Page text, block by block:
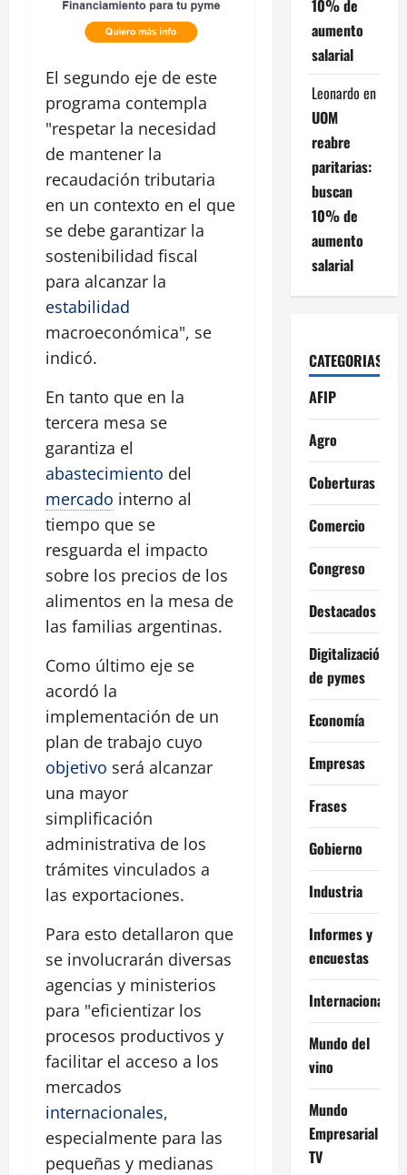
El segundo eje de este
programa contempla
"respetar la necesidad
de mantener la
recaudación tributaria
en un contexto en el que
se debe garantizar la
sostenibilidad fiscal
para alcanzar la
estabilidad
macroeconómica", se
indicó.
En tanto que en la
tercera mesa se
garantiza el
abastecimiento del
mercado interno al
tiempo que se
resguarda el impacto
sobre los precios de los
alimentos en la mesa de
las familias argentinas.
Como último eje se
acordó la
implementación de un
plan de trabajo cuyo
objetivo será alcanzar
una mayor
simplificación
administrativa de los
trámites vinculados a
las exportaciones.
Para esto detallaron que
se involucrarán diversas
agencias y ministerios
para "eficientizar los
procesos productivos y
facilitar el acceso a los
mercados
internacionales,
especialmente para las
pequeñas y medianas
10% de
aumento
salarial
Leonardo en
UOM
reabre
paritarias:
buscan
10% de
aumento
salarial
CATEGORIAS
AFIP
Agro
Coberturas
Comercio
Congreso
Destacados
Digitalización
de pymes
Economía
Empresas
Frases
Gobierno
Industria
Informes y
encuestas
Internacional
Mundo del
vino
Mundo
Empresarial
TV